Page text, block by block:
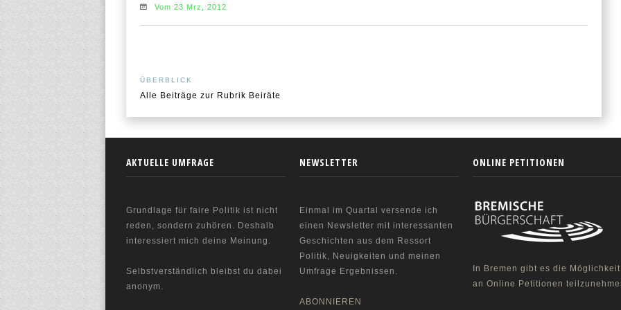
Vom 23 Mrz, 2012
ÜBERBLICK
Alle Beiträge zur Rubrik Beiräte
AKTUELLE UMFRAGE
Grundlage für faire Politik ist nicht
reden, sondern zuhören. Deshalb
interessiert mich deine Meinung.
Selbstverständlich bleibst du dabei
anonym.
NEWSLETTER
Einmal im Quartal versende ich
einen Newsletter mit interessanten
Geschichten aus dem Ressort
Politik, Neuigkeiten und meinen
Umfrage Ergebnissen.
ABONNIEREN
ONLINE PETITIONEN
In Bremen gibt es die
an Online Petitionen